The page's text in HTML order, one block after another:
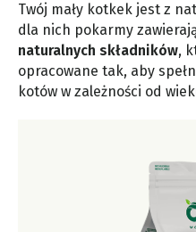
Twój mały kotkek jest z
dla nich pokarmy
naturalnych składników,
opracowane tak, aby
kotów w zależności od